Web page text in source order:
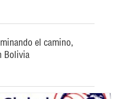
el camino,
Bolivia